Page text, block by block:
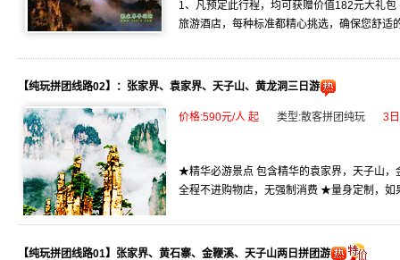
1、凡预定此行程，均可获赠价值182元大礼
旅游酒店，每种标准都精心挑选，确保您舒适
【纯玩拼团线路02】：张家界、袁家界、天子山、黄龙洞三日游
价格:590元/人 起 类型:散客拼团纯玩 3
★精华必游景点 包含精华的袁家界，天子山
全程不进购物店，无强制消费 ★量身定制，如
【纯玩拼团线路01】张家界、黄石寨、金鞭溪、天子山两日拼团游